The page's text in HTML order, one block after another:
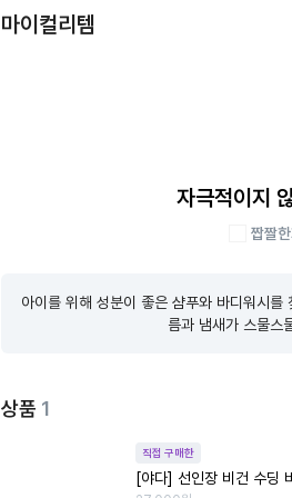
마이컬리템
자극적이지
짭짤
아이를 위해 성분이 좋은 샴푸와 바디워시
름과 냄새가 스물스
상품 1
직접 구매한
[야다] 선인장 비건 수딩